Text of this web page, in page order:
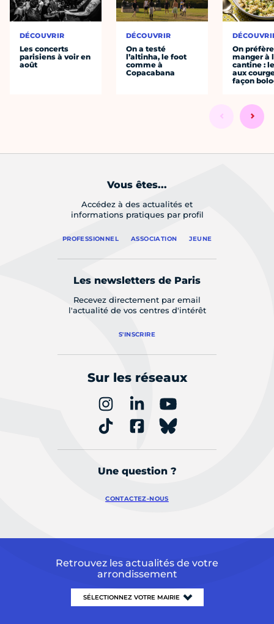
DÉCOUVRIR
Les concerts
parisiens à voir en
août
DÉCOUVRIR
On a testé
l’altinha, le foot
comme à
Copacabana
On préfère
manger à
cantine :
aux
façon
Vous êtes...
Accédez à des actualités et
informations pratiques par profil
PROFESSIONNEL ASSOCIATION JEUNE
Les newsletters de Paris
Recevez directement par email
l'actualité de vos centres d'intérêt
S'INSCRIRE
Sur les réseaux
Une question ?
CONTACTEZ-NOUS
Retrouvez les actualités de votre
arrondissement